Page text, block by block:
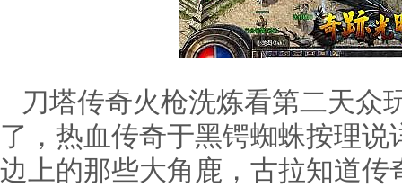
刀塔传奇火枪洗炼看第二天众
了，热血传奇于黑锷蜘蛛按理
边上的那些大角鹿，古拉知道